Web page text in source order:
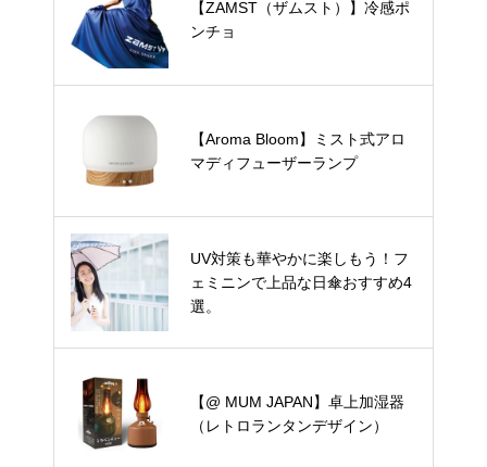
【ZAMST（ザムスト）】冷感ポ
ンチョ
【Aroma Bloom】ミスト式アロ
マディフューザーランプ
UV対策も華やかに楽しもう！フ
ェミニンで上品な日傘おすすめ4
選。
【@ MUM JAPAN】卓上加湿器
（レトロランタンデザイン）